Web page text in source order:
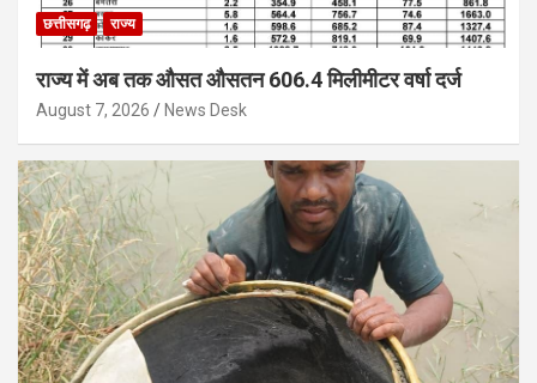
छत्तीसगढ़ राज्य
राज्य में अब तक औसत औसतन 606.4 मिलीमीटर वर्षा दर्ज
August 7, 2026 News Desk